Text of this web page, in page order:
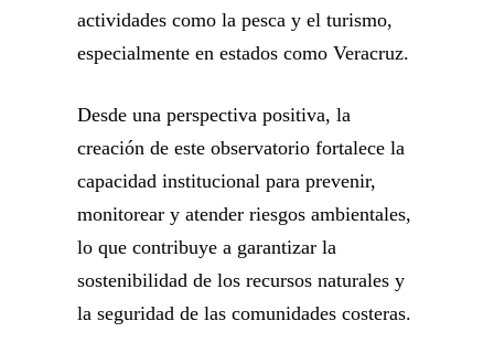
actividades como la pesca y el turismo,
especialmente en estados como Veracruz.
Desde una perspectiva positiva, la
creación de este observatorio fortalece la
capacidad institucional para prevenir,
monitorear y atender riesgos ambientales,
lo que contribuye a garantizar la
sostenibilidad de los recursos naturales y
la seguridad de las comunidades costeras.